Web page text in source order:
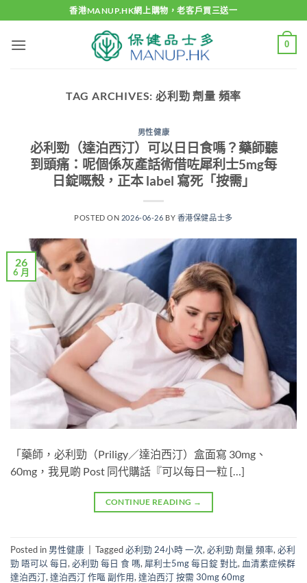
to
content
香港MANUP.HK網上購物，老客戶買三送一
0
TAG ARCHIVES: 必利勁 劑量 頻率
男性健康
必利勁（達泊西汀）可以日日食嗎？藥師聽
到頭痛：呢個係灰產話術借咗犀利士5mg每
日錠嘅殼，正本 label 寫死「按需」
POSTED ON 2026-06-26 BY 香港保健品士多
26
6 月
「藥師，必利勁（Priligy／達泊西汀）盒面寫 30mg、
60mg，我見啲 Post 同代購話『可以每日一粒 […]
CONTINUE READING →
Posted in 男性健康 Tagged必利勁 24小時 一次, 必利勁 劑量 頻率, 必利
勁 唔可以 每日, 必利勁 每日 食 嗎, 犀利士5mg 每日錠 對比, 血清素症候群
達泊西汀, 達泊西汀 作嘔 副作用, 達泊西汀 按需 30mg 60mg